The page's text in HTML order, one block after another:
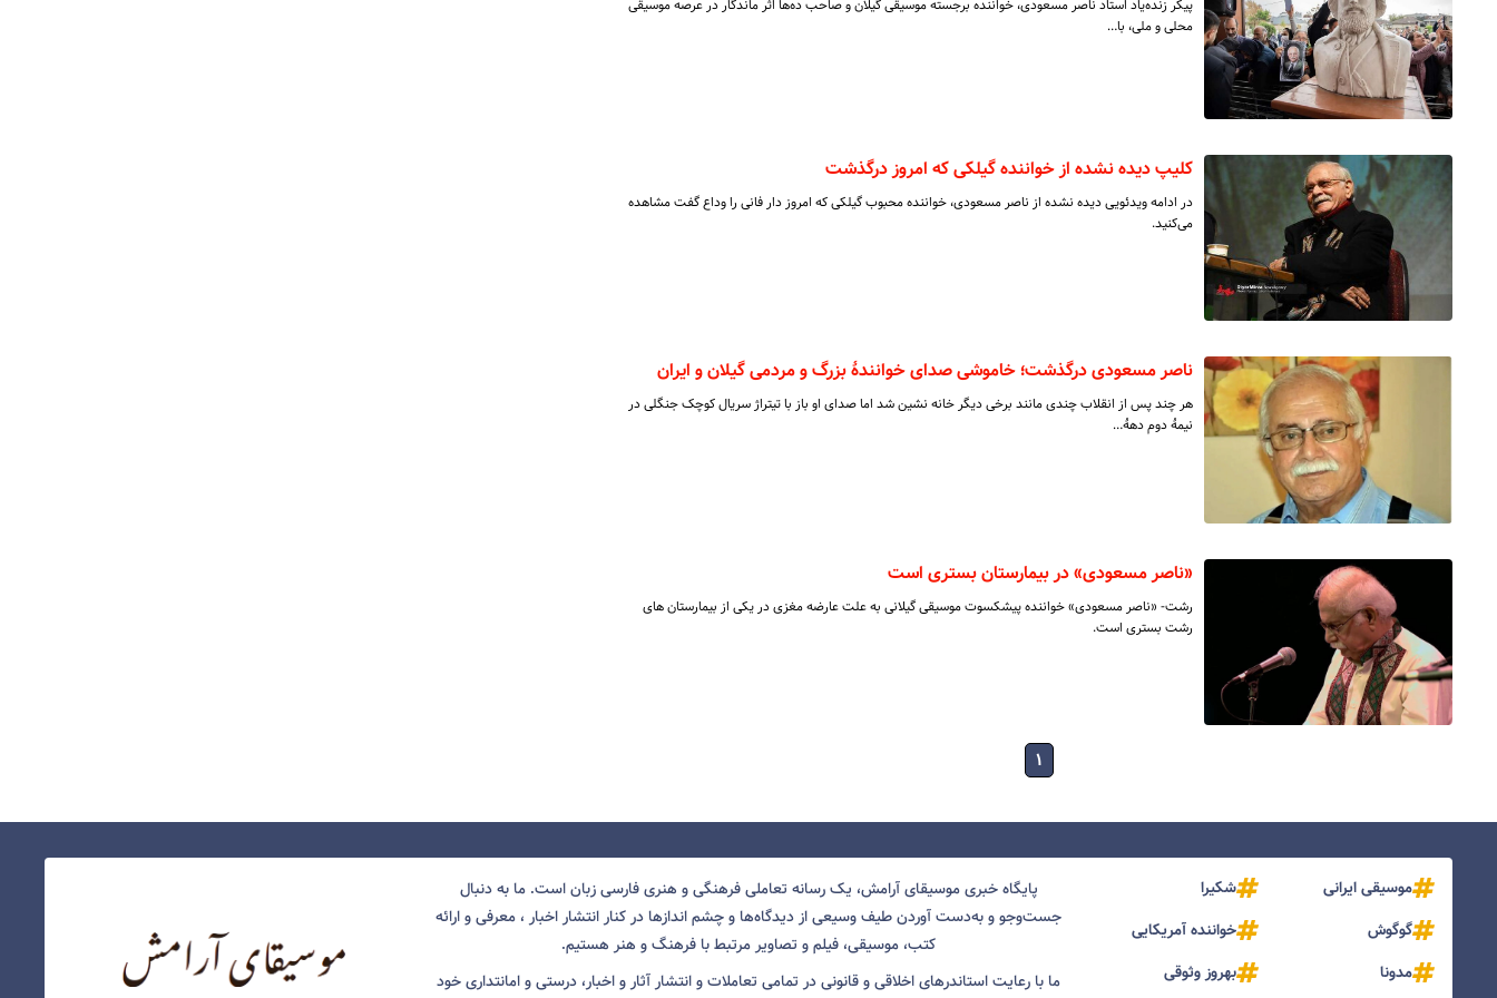
پیکر زنده‌یاد استاد ناصر مسعودی، خواننده برجسته موسیقی گیلان و صاحب ده‌ها اثر ماندگار در عرصه موسیقی
محلی و ملی، با…
کلیپ دیده نشده از خواننده‌ گیلکی که امروز درگذشت
در ادامه ویدئویی دیده نشده از ناصر مسعودی، خواننده محبوب گیلکی که امروز دار فانی را وداع گفت مشاهده
می‌کنید.
ناصر مسعودی درگذشت؛ خاموشی صدای خوانندۀ بزرگ و مردمی گیلان و ایران
هر چند پس از انقلاب چندی مانند برخی دیگر خانه نشین شد اما صدای او باز با تیتراژ سریال کوچک جنگلی در
نیمهٔ دوم دهۀ‌…
«ناصر مسعودی» در بیمارستان بستری است
رشت- «ناصر مسعودی» خواننده پیشکسوت موسیقی گیلانی به علت عارضه مغزی در یکی از بیمارستان های
رشت بستری است.
۱
موسیقی ایرانی
شکیرا
گوگوش
خواننده آمریکایی
مدونا
بهروز وثوقی
پایگاه خبری موسیقای آرامش، یک رسانه تعاملی فرهنگی و هنری فارسی زبان است. ما به دنبال
جست‌و‌جو و به‌دست آوردن طیف وسیعی از دیدگاه‌ها و چشم انداز‌ها در کنار انتشار اخبار ، معرفی و ارائه
کتب، موسیقی، فیلم و تصاویر مرتبط با فرهنگ و هنر هستیم.
ما با رعایت استاندرهای اخلاقی و قانونی در تمامی تعاملات و انتشار آثار و اخبار، درستی و امانتداری خود